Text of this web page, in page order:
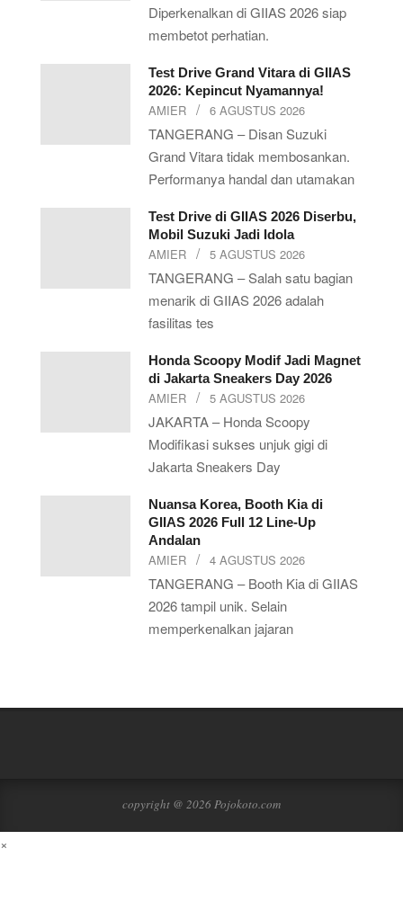
Diperkenalkan di GIIAS 2026 siap
membetot perhatian.
Test Drive Grand Vitara di GIIAS
2026: Kepincut Nyamannya!
AMIER 6 AGUSTUS 2026
TANGERANG – Disan Suzuki
Grand Vitara tidak membosankan.
Performanya handal dan utamakan
Test Drive di GIIAS 2026 Diserbu,
Mobil Suzuki Jadi Idola
AMIER 5 AGUSTUS 2026
TANGERANG – Salah satu bagian
menarik di GIIAS 2026 adalah
fasilitas tes
Honda Scoopy Modif Jadi Magnet
di Jakarta Sneakers Day 2026
AMIER 5 AGUSTUS 2026
JAKARTA – Honda Scoopy
Modifikasi sukses unjuk gigi di
Jakarta Sneakers Day
Nuansa Korea, Booth Kia di
GIIAS 2026 Full 12 Line-Up
Andalan
AMIER 4 AGUSTUS 2026
TANGERANG – Booth Kia di GIIAS
2026 tampil unik. Selain
memperkenalkan jajaran
copyright @ 2026 Pojokoto.com
×